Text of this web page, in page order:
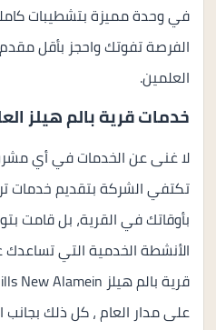
في وحدة مميزة بتشطيبات
الفرصة تفوتك واحجز بأقل
العلمين.
خدمات قرية بالم هيلز
لا غنى عن الخدمات في أي
تكتفي الشركة بتقديم خدمات
بأوقاتك في القرية، بل قامت
الأنشطة الخدمية التي
على مدار العام ، كل ذلك بجانب